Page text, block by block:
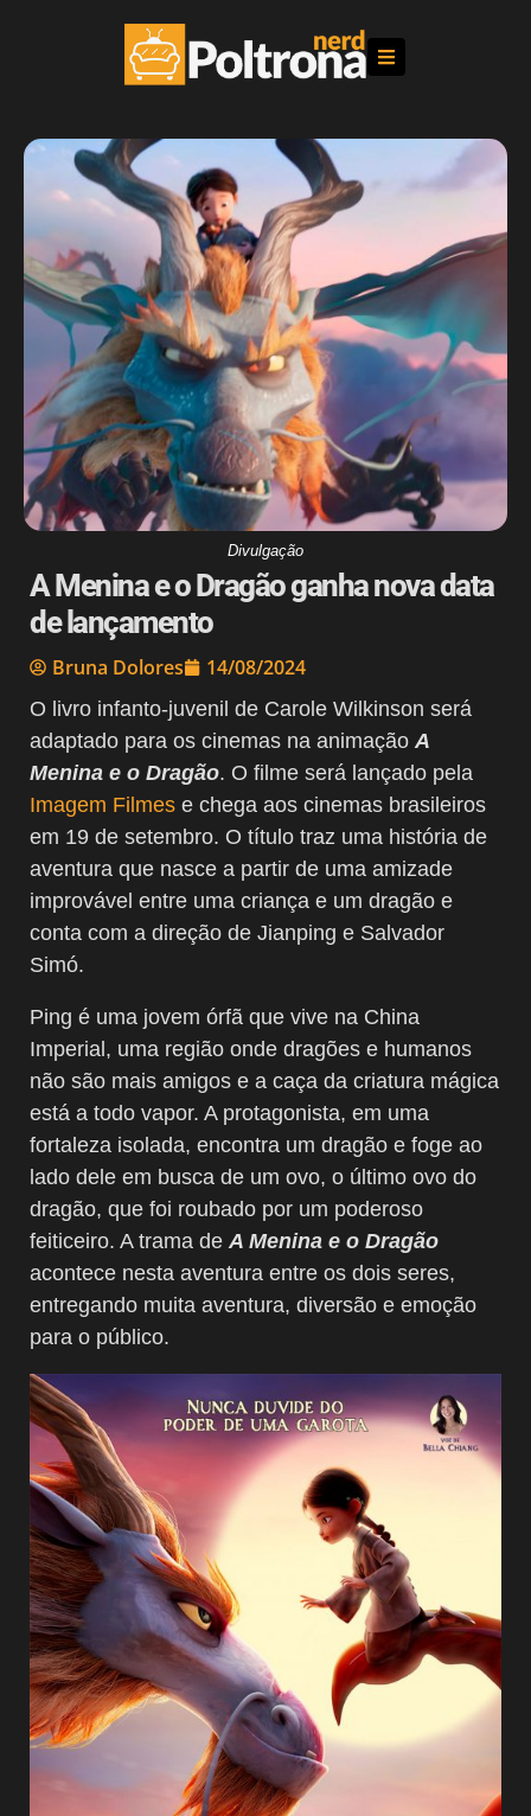
Divulgação
A Menina e o Dragão ganha nova data
de lançamento
Bruna Dolores 14/08/2024
O livro infanto-juvenil de Carole Wilkinson será
adaptado para os cinemas na animação A
Menina e o Dragão. O filme será lançado pela
Imagem Filmes e chega aos cinemas brasileiros
em 19 de setembro. O título traz uma história de
aventura que nasce a partir de uma amizade
improvável entre uma criança e um dragão e
conta com a direção de Jianping e Salvador
Simó.
Ping é uma jovem órfã que vive na China
Imperial, uma região onde dragões e humanos
não são mais amigos e a caça da criatura mágica
está a todo vapor. A protagonista, em uma
fortaleza isolada, encontra um dragão e foge ao
lado dele em busca de um ovo, o último ovo do
dragão, que foi roubado por um poderoso
feiticeiro. A trama de A Menina e o Dragão
acontece nesta aventura entre os dois seres,
entregando muita aventura, diversão e emoção
para o público.